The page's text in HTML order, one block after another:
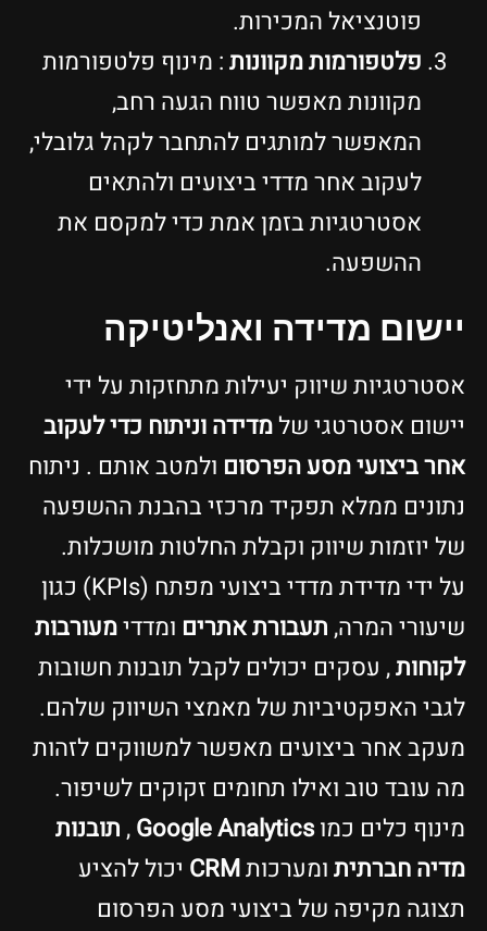
פוטנציאל המכירות.
פלטפורמות מקוונות: מינוף פלטפורמות
מקוונות מאפשר טווח הגעה רחב,
המאפשר למותגים להתחבר לקהל גלובלי,
לעקוב אחר מדדי ביצועים ולהתאים
אסטרטגיות בזמן אמת כדי למקסם את
ההשפעה.
יישום מדידה ואנליטיקה
אסטרטגיות שיווק יעילות מתחזקות על ידי
יישום אסטרטגי שלמדידה וניתוח כדי לעקוב
אחרביצועי מסע הפרסום ולמטב אותם . ניתוח
נתונים ממלא תפקיד מרכזי בהבנת ההשפעה
של יוזמות שיווק וקבלת החלטות מושכלות.
על ידי מדידת מדדי ביצועי מפתח (KPIs) כגון
שיעורי המרה,תעבורת אתרים ומדדימעורבות
לקוחות, עסקים יכולים לקבל תובנות חשובות
לגבי האפקטיביות של מאמצי השיווק שלהם.
מעקב אחר ביצועים מאפשר למשווקים לזהות
מה עובד טוב ואילו תחומים זקוקים לשיפור.
מינוף כלים כמוGoogle Analytics
,תובנות
מדיה חברתיתומערכותCRM יכול להציע
תצוגה מקיפה של ביצועי מסע הפרסום